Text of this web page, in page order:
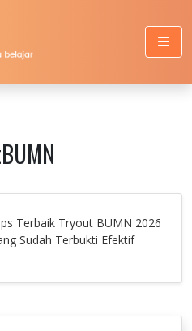
Terbaik Tryout BUMN 2026
Sudah Terbukti Efektif